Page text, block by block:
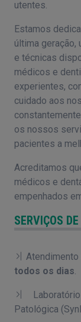
utentes.
Estamos
última
e técnicas
médicos e
experientes,
cuidado aos
os nossos
pacientes a
Acreditamos
médicos e
empenhados
SERVIÇOS
Atendimento
todos os dias
Patológica